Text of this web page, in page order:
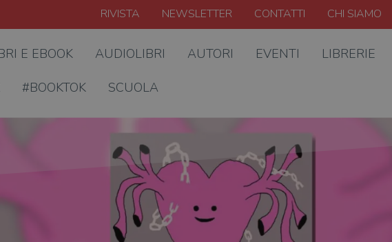
RIVISTA NEWSLETTER CONTATTI CHI SIAMO
E EBOOK AUDIOLIBRI AUTORI EVENTI LIBRERIE
#BOOKTOK SCUOLA